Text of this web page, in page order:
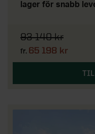
lager för snabb
93 140 kr
fr. 65 198 kr